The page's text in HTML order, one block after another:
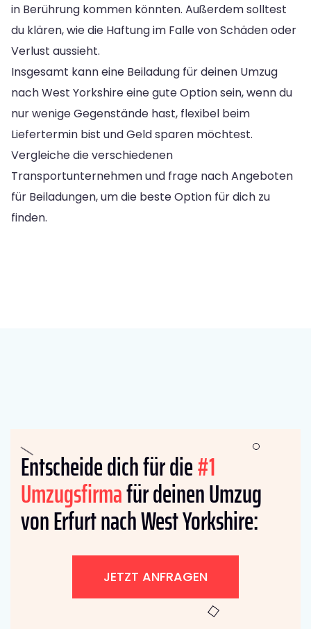
in Berührung kommen könnten. Außerdem solltest
du klären, wie die Haftung im Falle von Schäden oder
Verlust aussieht.
Insgesamt kann eine Beiladung für deinen Umzug
nach West Yorkshire eine gute Option sein, wenn du
nur wenige Gegenstände hast, flexibel beim
Liefertermin bist und Geld sparen möchtest.
Vergleiche die verschiedenen
Transportunternehmen und frage nach Angeboten
für Beiladungen, um die beste Option für dich zu
finden.
Entscheide dich für die#1
Umzugsfirmafür deinen Umzug
von Erfurt nach West Yorkshire:
JETZT ANFRAGEN